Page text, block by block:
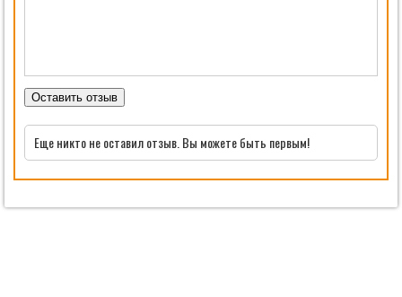
Оставить отзыв
Еще никто не оставил отзыв. Вы можете быть первым!